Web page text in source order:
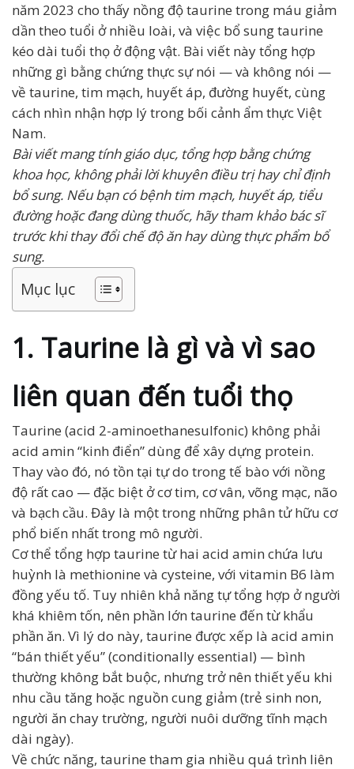
năm 2023 cho thấy nồng độ taurine trong máu giảm
dần theo tuổi ở nhiều loài, và việc bổ sung taurine
kéo dài tuổi thọ ở động vật. Bài viết này tổng hợp
những gì bằng chứng thực sự nói — và không nói —
về taurine, tim mạch, huyết áp, đường huyết, cùng
cách nhìn nhận hợp lý trong bối cảnh ẩm thực Việt
Nam.
Bài viết mang tính giáo dục, tổng hợp bằng chứng
khoa học, không phải lời khuyên điều trị hay chỉ định
bổ sung. Nếu bạn có bệnh tim mạch, huyết áp, tiểu
đường hoặc đang dùng thuốc, hãy tham khảo bác sĩ
trước khi thay đổi chế độ ăn hay dùng thực phẩm bổ
sung.
Mục lục
1. Taurine là gì và vì sao
liên quan đến tuổi thọ
Taurine (acid 2-aminoethanesulfonic) không phải
acid amin “kinh điển” dùng để xây dựng protein.
Thay vào đó, nó tồn tại tự do trong tế bào với nồng
độ rất cao — đặc biệt ở cơ tim, cơ vân, võng mạc, não
và bạch cầu. Đây là một trong những phân tử hữu cơ
phổ biến nhất trong mô người.
Cơ thể tổng hợp taurine từ hai acid amin chứa lưu
huỳnh là methionine và cysteine, với vitamin B6 làm
đồng yếu tố. Tuy nhiên khả năng tự tổng hợp ở người
khá khiêm tốn, nên phần lớn taurine đến từ khẩu
phần ăn. Vì lý do này, taurine được xếp là acid amin
“bán thiết yếu” (conditionally essential) — bình
thường không bắt buộc, nhưng trở nên thiết yếu khi
nhu cầu tăng hoặc nguồn cung giảm (trẻ sinh non,
người ăn chay trường, người nuôi dưỡng tĩnh mạch
dài ngày).
Về chức năng, taurine tham gia nhiều quá trình liên